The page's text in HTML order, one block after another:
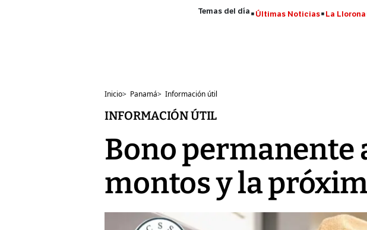
Últimas Noticias La Llorona
Inicio> Panamá> Información útil
INFORMACIÓN ÚTIL
Bono permanente
montos y la